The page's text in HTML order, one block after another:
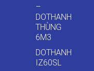
–
DOTHANH
THÙNG
6M3
DOTHANH
IZ60SL